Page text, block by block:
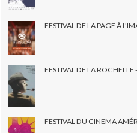
FESTIVAL DE LA PAGE À
FESTIVAL DE LA
FESTIVAL DU CINEMA